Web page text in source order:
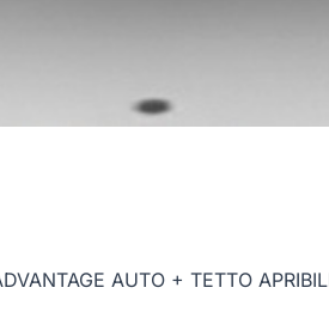
AUTO + TETTO